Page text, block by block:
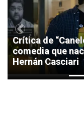
Crítica de
comedia que
Hernán Casciari
Previous